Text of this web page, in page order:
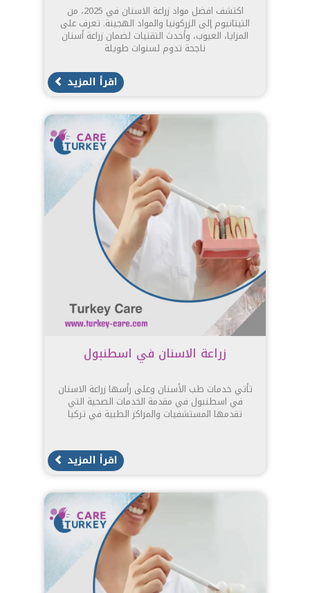
اكتشف افضل مواد زراعة الاسنان في 2025، من
التيتانيوم إلى الزركونيا والمواد الهجينة. تعرف على
المزايا، العيوب، وأحدث التقنيات لضمان زراعة أسنان
ناجحة تدوم لسنوات طويلة
اقرأ المزيد
زراعة الاسنان في اسطنبول
تأتي خدمات طب الأسنان وعلى رأسها زراعة الاسنان
في اسطنبول في مقدمة الخدمات الصحية التي
تقدمها المستشفيات والمراكز الطبية في تركيا
اقرأ المزيد